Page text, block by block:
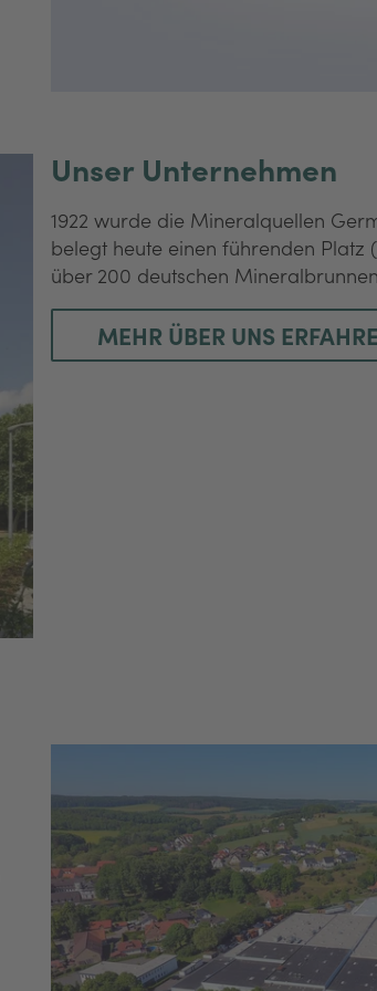
Unser Unternehmen
1922 wurde die Mineralquellen
belegt heute einen führenden Platz
über 200 deutschen
MEHR ÜBER UNS